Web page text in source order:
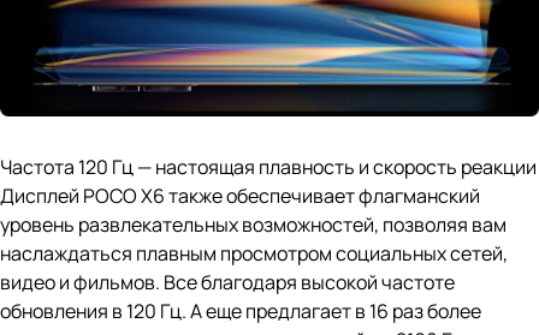
Частота 120 Гц — настоящая плавность и скорость реакции
Дисплей POCO X6 также обеспечивает флагманский
уровень развлекательных возможностей, позволяя вам
наслаждаться плавным просмотром социальных сетей,
видео и фильмов. Все благодаря высокой частоте
обновления в 120 Гц. А еще предлагает в 16 раз более